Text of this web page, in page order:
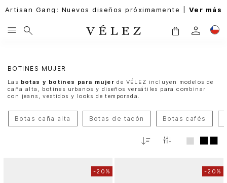
Artisan Gang: Nuevos diseños próximamente | Ver más
BOTINES MUJER
Las botas y botines para mujer de VÉLEZ incluyen modelos de
caña alta, botines urbanos y diseños versátiles para combinar
con jeans, vestidos y looks de temporada.
Botas caña alta Botas de tacón Botas cafés
Fecha
-20% -20%